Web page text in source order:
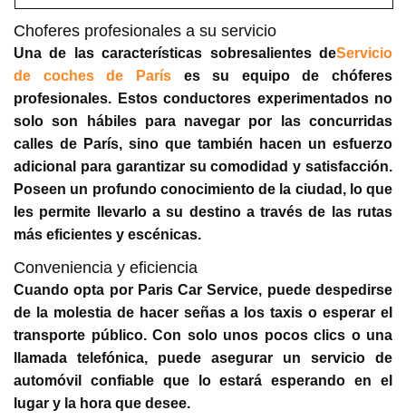
Choferes profesionales a su servicio
Una de las características sobresalientes deServicio
de coches de Paríses su equipo de chóferes
profesionales. Estos conductores experimentados no
solo son hábiles para navegar por las concurridas
calles de París, sino que también hacen un esfuerzo
adicional para garantizar su comodidad y satisfacción.
Poseen un profundo conocimiento de la ciudad, lo que
les permite llevarlo a su destino a través de las rutas
más eficientes y escénicas.
Conveniencia y eficiencia
Cuando opta por Paris Car Service, puede despedirse
de la molestia de hacer señas a los taxis o esperar el
transporte público. Con solo unos pocos clics o una
llamada telefónica, puede asegurar un servicio de
automóvil confiable que lo estará esperando en el
lugar y la hora que desee.